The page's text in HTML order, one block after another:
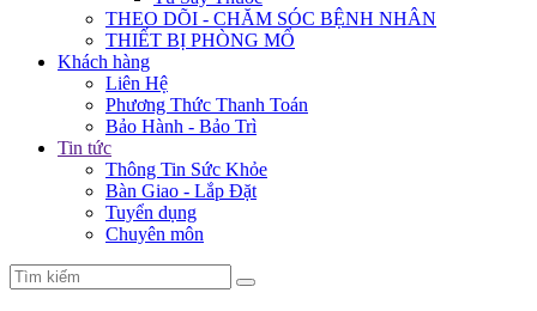
THEO DÕI - CHĂM SÓC BỆNH NHÂN
THIẾT BỊ PHÒNG MỔ
Khách hàng
Liên Hệ
Phương Thức Thanh Toán
Bảo Hành - Bảo Trì
Tin tức
Thông Tin Sức Khỏe
Bàn Giao - Lắp Đặt
Tuyển dụng
Chuyên môn